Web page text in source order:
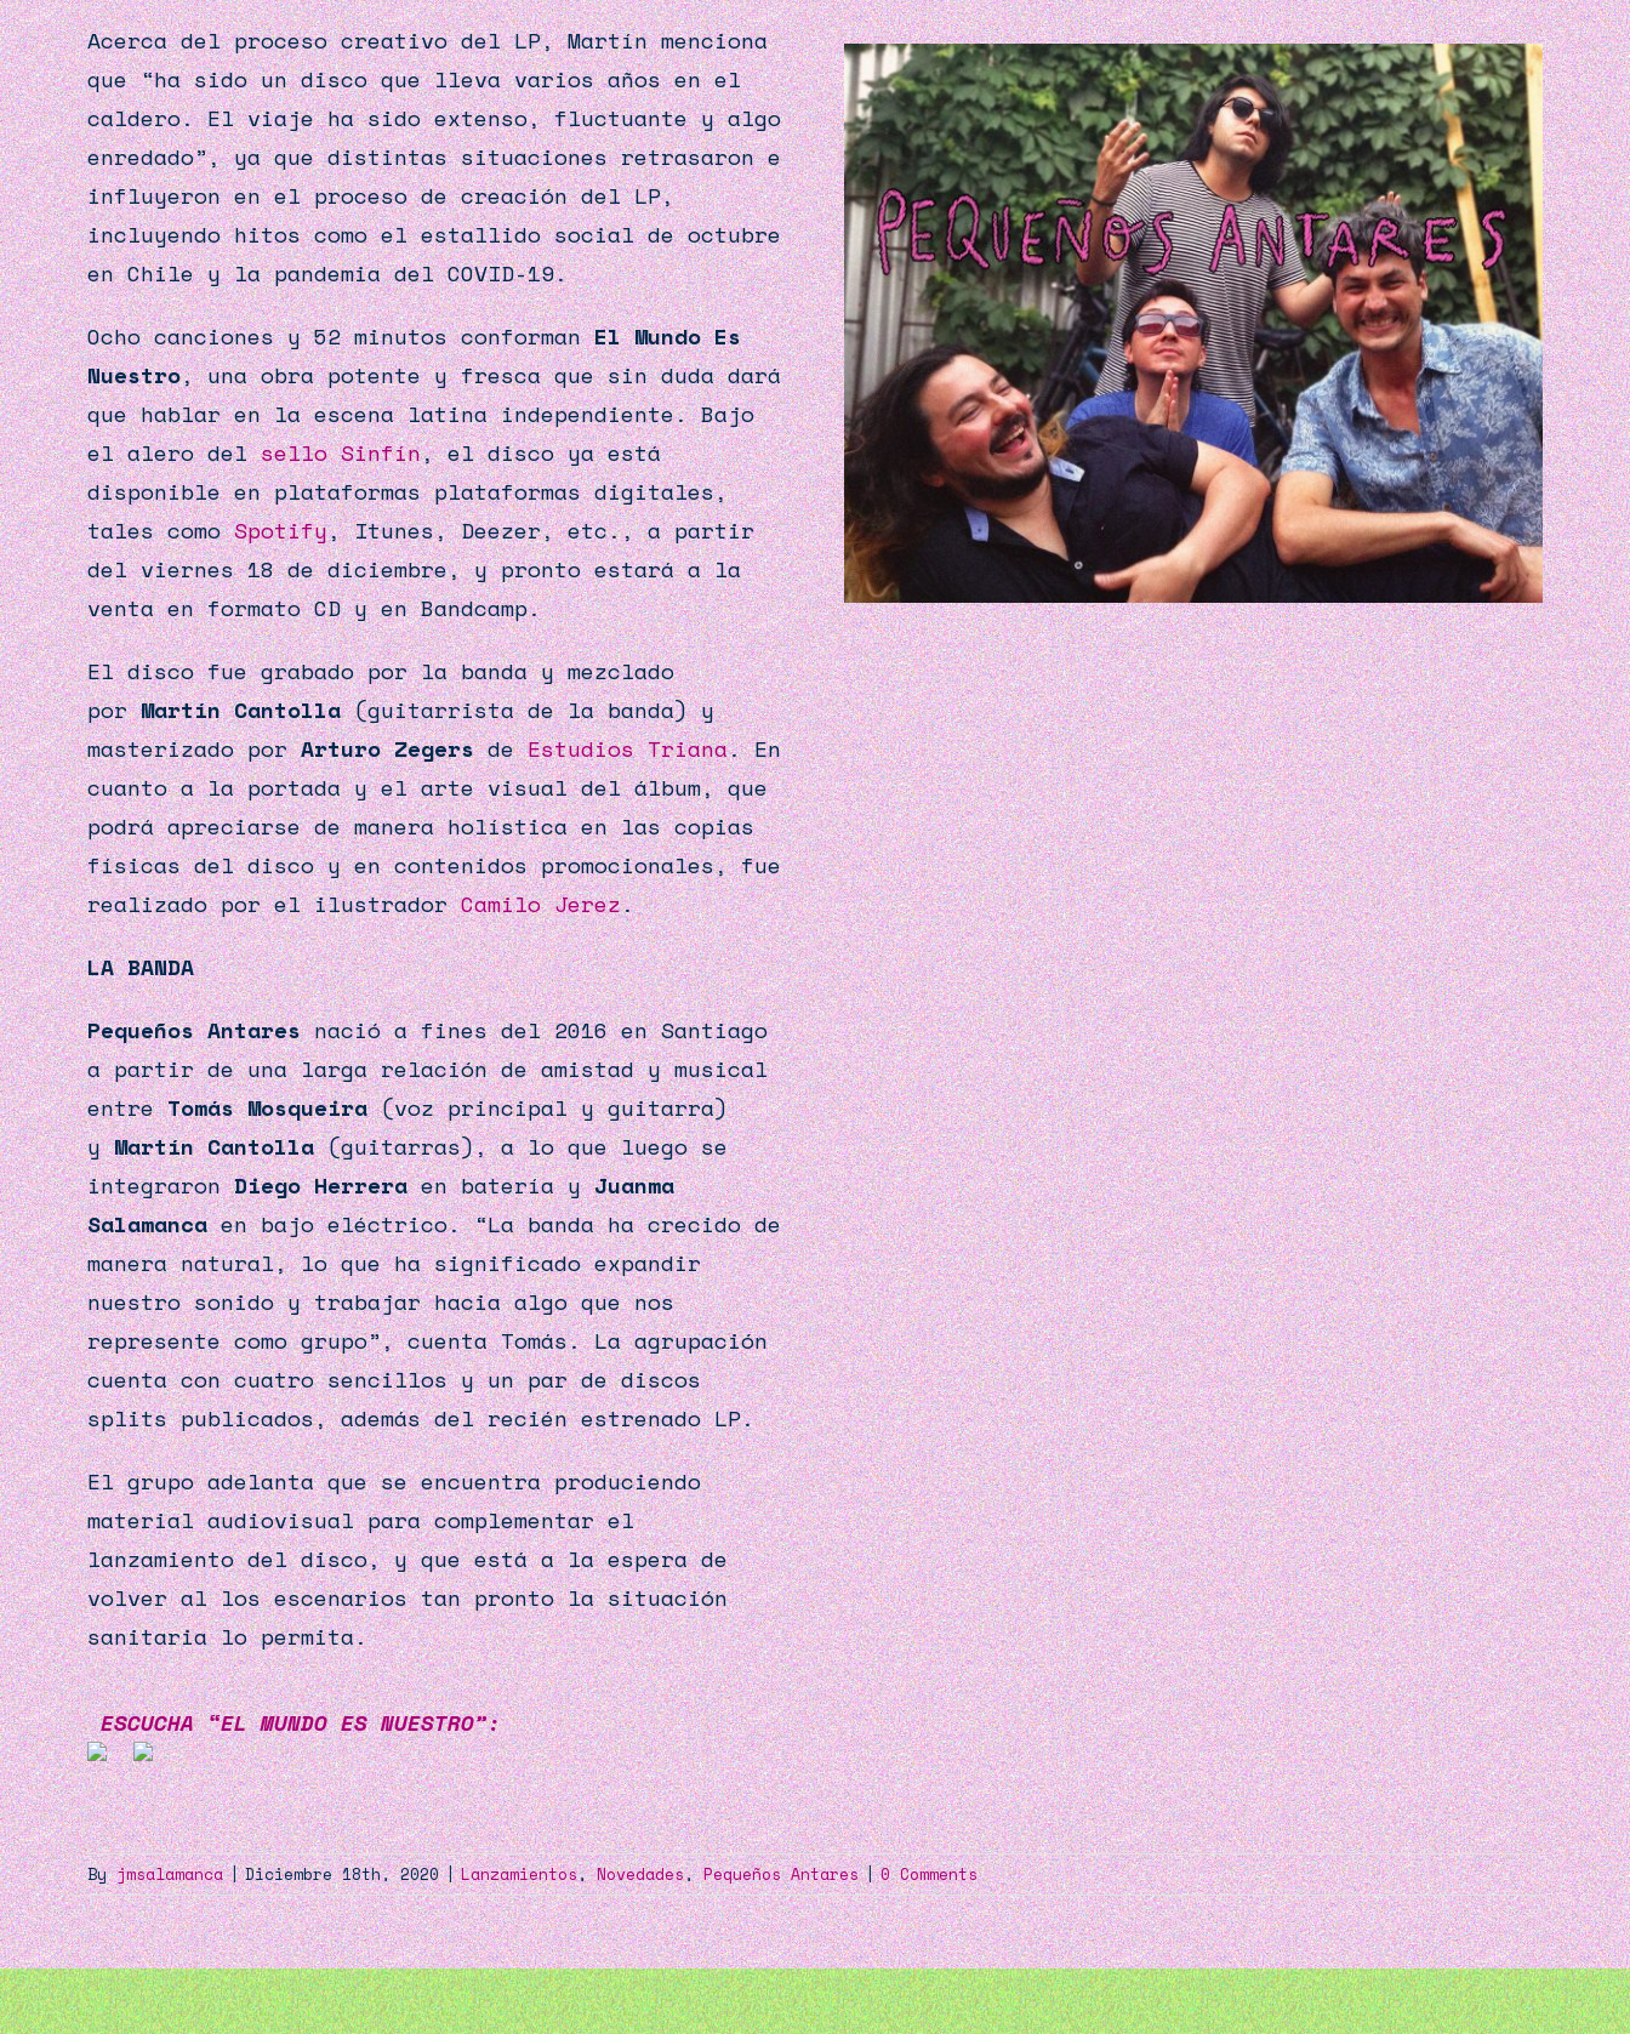
Acerca del proceso creativo del LP, Martín menciona
que “ha sido un disco que lleva varios años en el
caldero. El viaje ha sido extenso, fluctuante y algo
enredado”, ya que distintas situaciones retrasaron e
influyeron en el proceso de creación del LP,
incluyendo hitos como el estallido social de octubre
en Chile y la pandemia del COVID-19.
Ocho canciones y 52 minutos conformanEl Mundo Es
Nuestro, una obra potente y fresca que sin duda dará
que hablar en la escena latina independiente. Bajo
el alero delsello Sinfín, el disco ya está
disponible en plataformas plataformas digitales,
tales comoSpotify, Itunes, Deezer, etc., a partir
del viernes 18 de diciembre, y pronto estará a la
venta en formato CD y en Bandcamp.
El disco fue grabado por la banda y mezclado
porMartín Cantolla(guitarrista de la banda) y
masterizado porArturo ZegersdeEstudios Triana. En
cuanto a la portada y el arte visual del álbum, que
podrá apreciarse de manera holística en las copias
físicas del disco y en contenidos promocionales, fue
realizado por el ilustradorCamilo Jerez.
LA BANDA
Pequeños Antaresnació a fines del 2016 en Santiago
a partir de una larga relación de amistad y musical
entreTomás Mosqueira(voz principal y guitarra)
yMartín Cantolla(guitarras), a lo que luego se
integraronDiego Herreraen batería yJuanma
Salamancaen bajo eléctrico. “La banda ha crecido de
manera natural, lo que ha significado expandir
nuestro sonido y trabajar hacia algo que nos
represente como grupo”, cuenta Tomás. La agrupación
cuenta con cuatro sencillos y un par de discos
splits publicados, además del recién estrenado LP.
El grupo adelanta que se encuentra produciendo
material audiovisual para complementar el
lanzamiento del disco, y que está a la espera de
volver al los escenarios tan pronto la situación
sanitaria lo permita.
ESCUCHA “EL MUNDO ES NUESTRO”:
Byjmsalamanca | Diciembre 18th, 2020 | Lanzamientos,Novedades,Pequeños Antares | 0 Comments